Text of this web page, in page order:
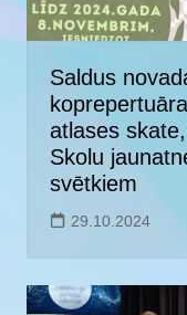
Saldus
atlases
Skolu
svētkiem
29.10.2024